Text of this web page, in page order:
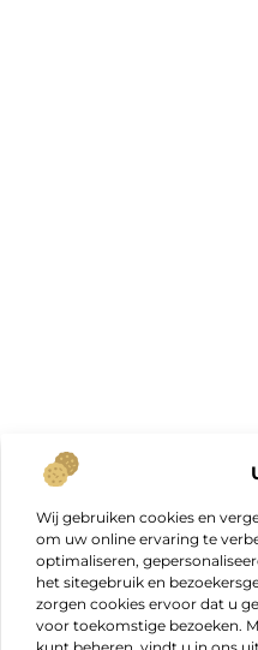
Wij gebruiken cookies en
om uw online ervaring te
optimaliseren,
het sitegebruik en
zorgen cookies ervoor dat u
voor toekomstige bezoeken.